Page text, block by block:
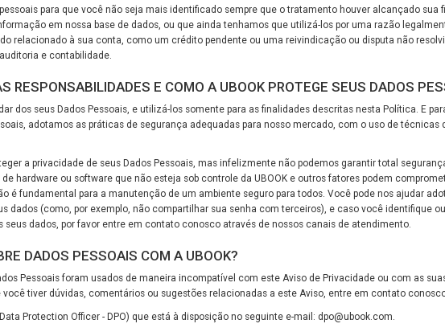
para que você não seja mais identificado sempre que o tratamento houver alcançado sua
em nossa base de dados, ou que ainda tenhamos que utilizá-los por uma razão
relacionado à sua conta, como um crédito pendente ou uma reivindicação ou disputa não
e contabilidade.
RESPONSABILIDADES E COMO A UBOOK PROTEGE SEUS DADOS
dos seus Dados Pessoais, e utilizá-los somente para as finalidades descritas nesta Política. E
adotamos as práticas de segurança adequadas para nosso mercado, com o uso de
a privacidade de seus Dados Pessoais, mas infelizmente não podemos garantir total
hardware ou software que não esteja sob controle da UBOOK e outros fatores podem
é fundamental para a manutenção de um ambiente seguro para todos. Você pode nos ajudar
dados (como, por exemplo, não compartilhar sua senha com terceiros), e caso você identifique
seus dados, por favor entre em contato conosco através de nossos canais de atendimento.
DADOS PESSOAIS COM A UBOOK?
Pessoais foram usados de maneira incompatível com este Aviso de Privacidade ou com as
você tiver dúvidas, comentários ou sugestões relacionadas a este Aviso, entre em contato
Protection Officer - DPO) que está à disposição no seguinte e-mail: dpo@ubook.com.